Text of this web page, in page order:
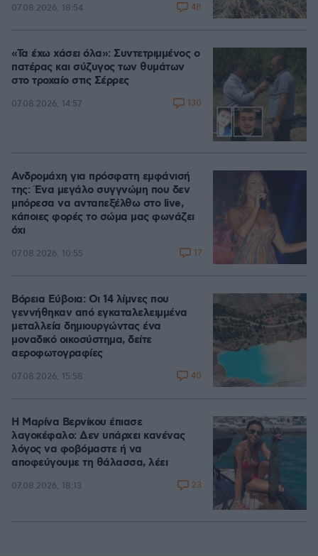
07.08.2026, 18:54 48
«Τα έχω χάσει όλα»: Συντετριμμένος ο
πατέρας και σύζυγος των θυμάτων
στο τροχαίο στις Σέρρες
07.08.2026, 14:57 130
Ανδρομάχη για πρόσφατη εμφάνισή
της: Ένα μεγάλο συγγνώμη που δεν
μπόρεσα να ανταπεξέλθω στο live,
κάποιες φορές το σώμα μας φωνάζει
όχι
07.08.2026, 10:55 17
Βόρεια Εύβοια: Οι 14 λίμνες που
γεννήθηκαν από εγκαταλελειμμένα
μεταλλεία δημιουργώντας ένα
μοναδικό οικοσύστημα, δείτε
αεροφωτογραφίες
07.08.2026, 15:58 40
Η Μαρίνα Βερνίκου έπιασε
λαγοκέφαλο: Δεν υπάρχει κανένας
λόγος να φοβόμαστε ή να
αποφεύγουμε τη θάλασσα, λέει
07.08.2026, 18:13 23